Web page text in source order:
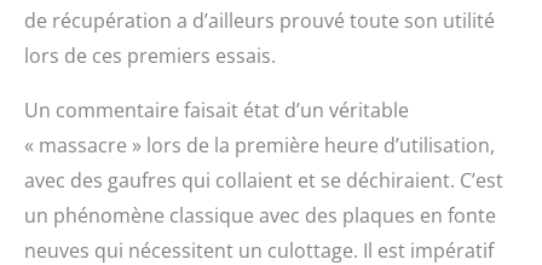
de récupération a d’ailleurs prouvé toute son utilité
lors de ces premiers essais.
Un commentaire faisait état d’un véritable
« massacre » lors de la première heure d’utilisation,
avec des gaufres qui collaient et se déchiraient. C’est
un phénomène classique avec des plaques en fonte
neuves qui nécessitent un culottage. Il est impératif